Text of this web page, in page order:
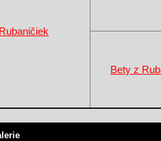
Bety z